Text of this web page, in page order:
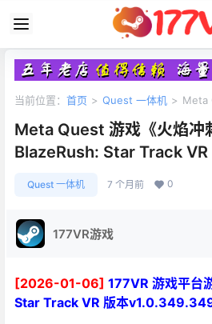
当前位置： 首页 > Quest 一体机 > Meta
Meta Quest 游戏《火焰冲
BlazeRush: Star Track VR
Quest 一体机 7 个月前 0
177VR游戏
[2026-01-06] 177VR 游戏平台
Star Track VR 版本